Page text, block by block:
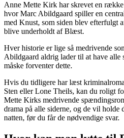
Anne Mette Kirk har skrevet en
hvor Marc Abildgaard spiller en
med Knust, som siden blev efterfulgt
blive underholdt af Blæst.
Hver historie er lige så medrivende
Abildgaard aldrig lader til at have alle
måske forventer dette.
Hvis du tidligere har læst
Sten eller Lone Theils, kan du roligt
Mette Kirks medrivende
drama på alle siderne, og de vil holde
natten, før du får de nødvendige svar.